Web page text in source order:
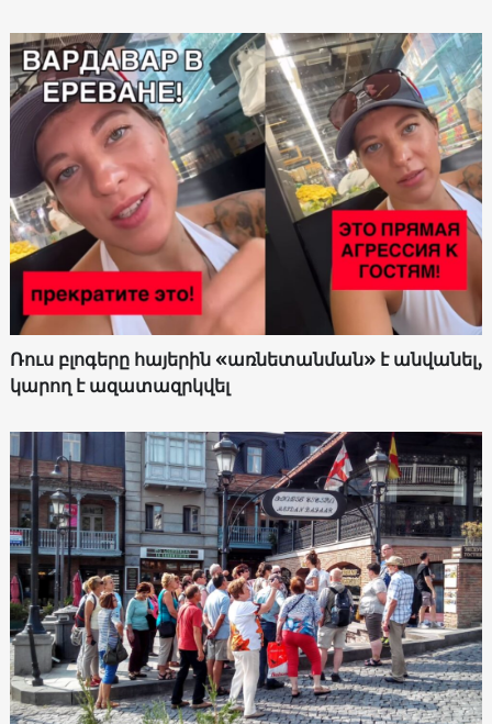
Ռուս բլոգերը հայերին «առնետանման» է անվանել,
կարող է ազատազրկվել